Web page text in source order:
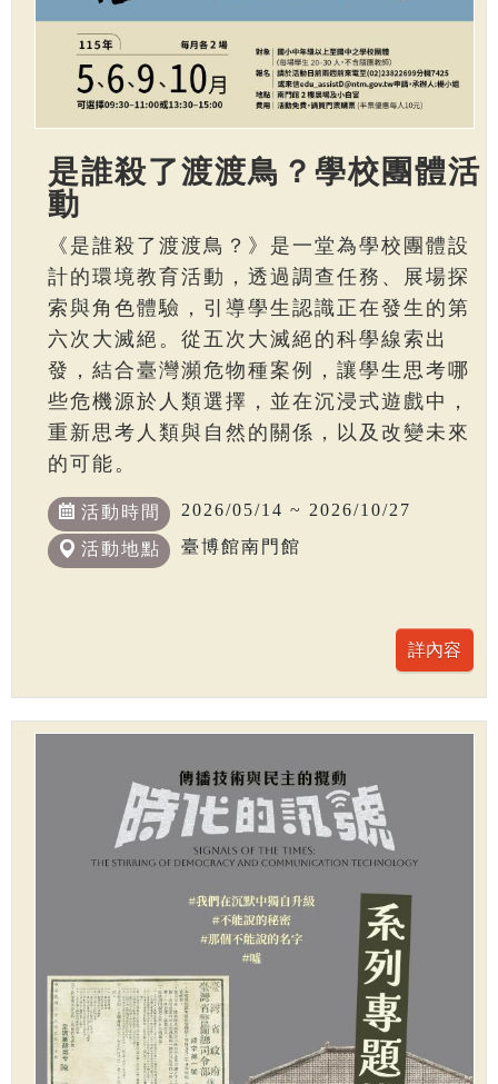
是誰殺了渡渡鳥？學校團體活
動
《是誰殺了渡渡鳥？》是一堂為學校團體設
計的環境教育活動，透過調查任務、展場探
索與角色體驗，引導學生認識正在發生的第
六次大滅絕。從五次大滅絕的科學線索出
發，結合臺灣瀕危物種案例，讓學生思考哪
些危機源於人類選擇，並在沉浸式遊戲中，
重新思考人類與自然的關係，以及改變未來
的可能。
活動時間 2026/05/14 ~ 2026/10/27
活動地點 臺博館南門館